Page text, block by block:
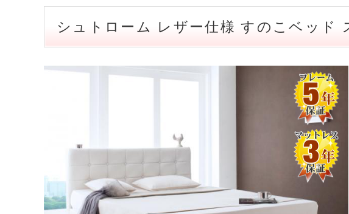
シュトローム レザー仕様 すのこベッド